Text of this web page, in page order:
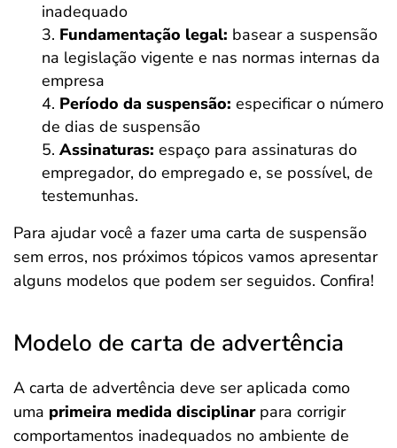
inadequado
Fundamentação legal: basear a suspensão
na legislação vigente e nas normas internas da
empresa
Período da suspensão: especificar o número
de dias de suspensão
Assinaturas: espaço para assinaturas do
empregador, do empregado e, se possível, de
testemunhas.
Para ajudar você a fazer uma carta de suspensão
sem erros, nos próximos tópicos vamos apresentar
alguns modelos que podem ser seguidos. Confira!
Modelo de carta de advertência
A carta de advertência deve ser aplicada como
uma primeira medida disciplinar para corrigir
comportamentos inadequados no ambiente de